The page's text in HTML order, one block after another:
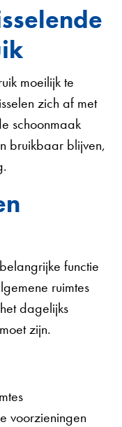
moeilijk te
zich af met
schoonmaak
bruikbaar blijven,
functie
ruimtes
dagelijks
zijn.
voorzieningen